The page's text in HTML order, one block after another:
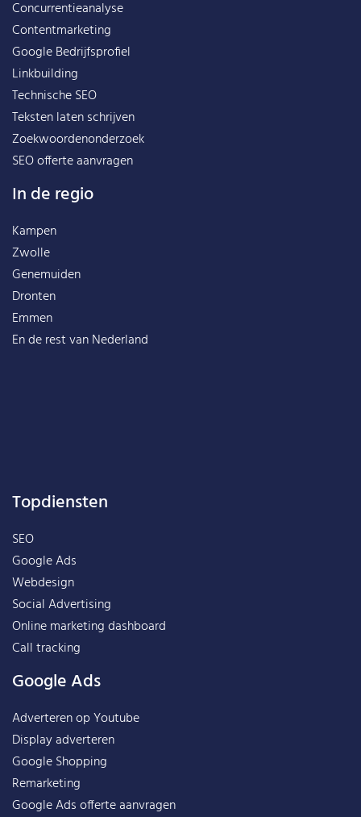
Concurrentieanalyse
Contentmarketing
Google Bedrijfsprofiel
Linkbuilding
Technische SEO
Teksten laten schrijven
Zoekwoordenonderzoek
SEO offerte aanvragen
In de regio
Kampen
Zwolle
Genemuiden
Dronten
Emmen
En de rest vanNederland
Topdiensten
SEO
Google Ads
Webdesign
Social Advertising
Online marketing dashboard
Call tracking
Google Ads
Adverteren op Youtube
Display adverteren
Google Shopping
Remarketing
Google Ads offerte aanvragen